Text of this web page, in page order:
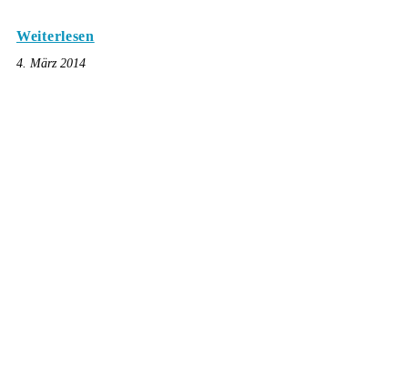
Weiterlesen
4. März 2014